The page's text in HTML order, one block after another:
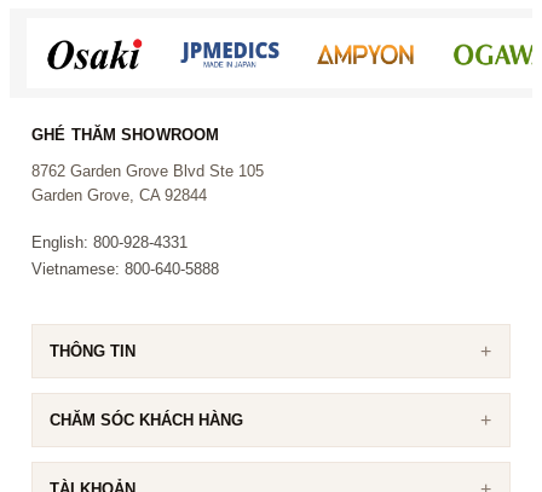
GHÉ THĂM SHOWROOM
8762 Garden Grove Blvd Ste 105
Garden Grove, CA 92844
English: 800-928-4331
Vietnamese: 800-640-5888
THÔNG TIN
CHĂM SÓC KHÁCH HÀNG